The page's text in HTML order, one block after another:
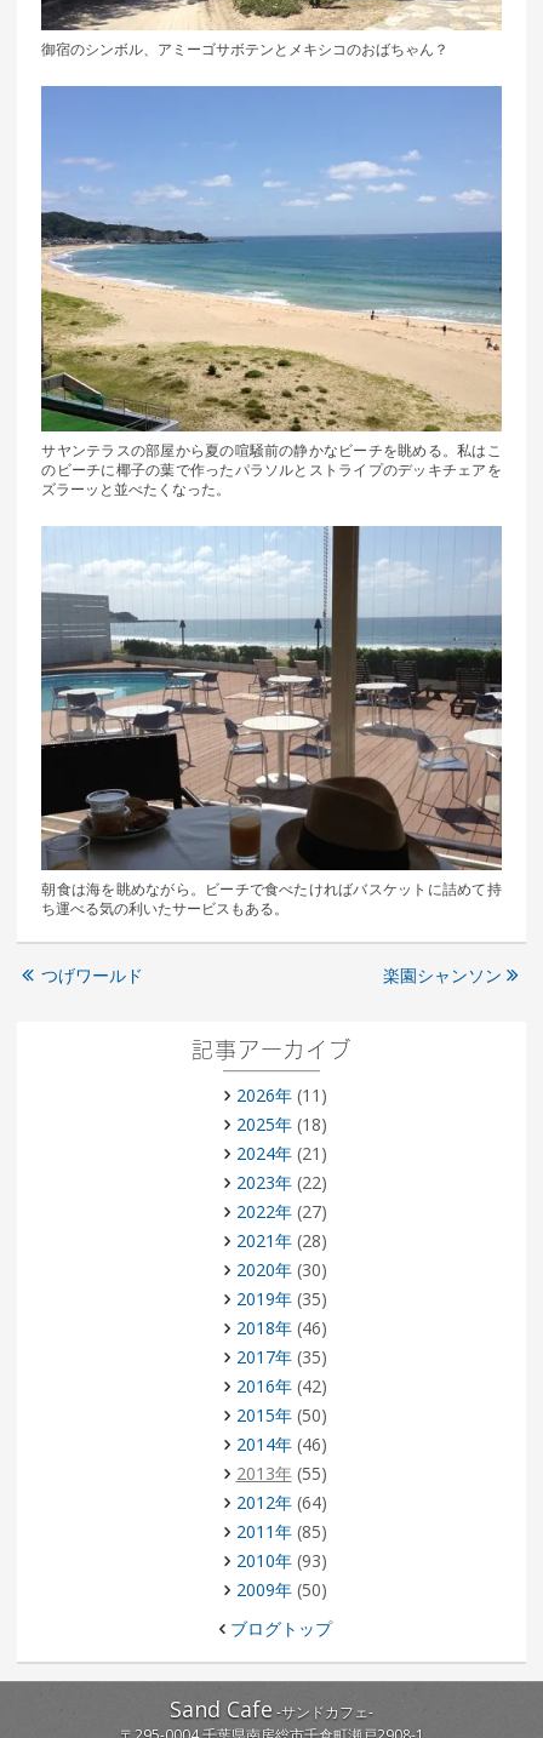
御宿のシンボル、アミーゴサボテンとメキシコのおばちゃん？
サヤンテラスの部屋から夏の喧騒前の静かなビーチを眺める。私はこ
のビーチに椰子の葉で作ったパラソルとストライプのデッキチェアを
ズラーッと並べたくなった。
朝食は海を眺めながら。ビーチで食べたければバスケットに詰めて持
ち運べる気の利いたサービスもある。
つげワールド 楽園シャンソン
記事アーカイブ
2026年(11)
2025年(18)
2024年(21)
2023年(22)
2022年(27)
2021年(28)
2020年(30)
2019年(35)
2018年(46)
2017年(35)
2016年(42)
2015年(50)
2014年(46)
2013年(55)
2012年(64)
2011年(85)
2010年(93)
2009年(50)
ブログトップ
Sand Cafe-サンドカフェ-